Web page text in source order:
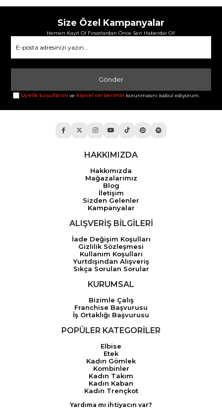
Size Özel Kampanyalar
Hemen Kayıt Ol Fırsatlardan Önce Sen Haberdar Ol!
Gönder
Üyelik koşullarını ve kişisel verilerimin korunmasını kabul ediyorum.
HAKKIMIZDA
Hakkımızda
Mağazalarımız
Blog
İletişim
Sizden Gelenler
Kampanyalar
ALIŞVERİŞ BİLGİLERİ
İade Değişim Koşulları
Gizlilik Sözleşmesi
Kullanım Koşulları
Yurtdışından Alışveriş
Sıkça Sorulan Sorular
KURUMSAL
Bizimle Çalış
Franchise Başvurusu
İş Ortaklığı Başvurusu
POPÜLER KATEGORİLER
Elbise
Etek
Kadın Gömlek
Kombinler
Kadın Takım
Kadın Kaban
Kadın Trençkot
Yardıma mı ihtiyacın var?